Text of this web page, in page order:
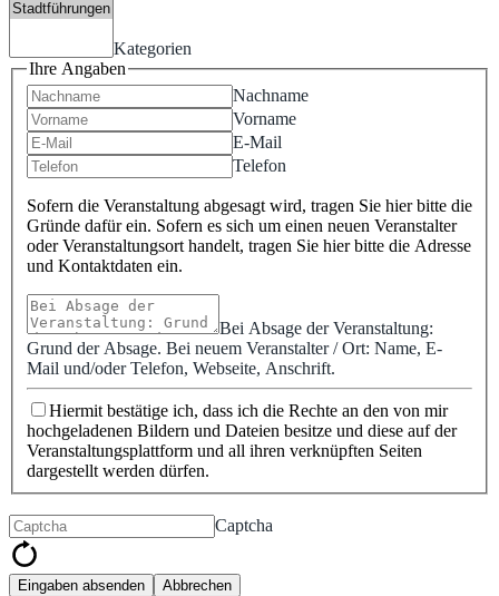
Kategorien
Ihre Angaben
Nachname
Vorname
E-Mail
Telefon
Sofern die Veranstaltung abgesagt wird, tragen Sie hier bitte die
Gründe dafür ein. Sofern es sich um einen neuen Veranstalter
oder Veranstaltungsort handelt, tragen Sie hier bitte die Adresse
und Kontaktdaten ein.
Bei Absage der Veranstaltung:
Grund der Absage. Bei neuem Veranstalter / Ort: Name, E-
Mail und/oder Telefon, Webseite, Anschrift.
Hiermit bestätige ich, dass ich die Rechte an den von mir
hochgeladenen Bildern und Dateien besitze und diese auf der
Veranstaltungsplattform und all ihren verknüpften Seiten
dargestellt werden dürfen.
Captcha
Eingaben absenden Abbrechen